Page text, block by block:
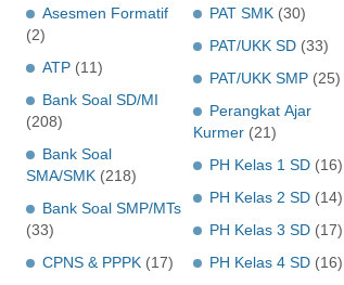
Asesmen Formatif
(2)
ATP (11)
Bank Soal SD/MI
(208)
Bank Soal
SMA/SMK (218)
Bank Soal SMP/MTs
(33)
CPNS & PPPK (17)
PAT SMK (30)
PAT/UKK SD (33)
PAT/UKK SMP (25)
Perangkat Ajar
Kurmer (21)
PH Kelas 1 SD (16)
PH Kelas 2 SD (14)
PH Kelas 3 SD (17)
PH Kelas 4 SD (16)